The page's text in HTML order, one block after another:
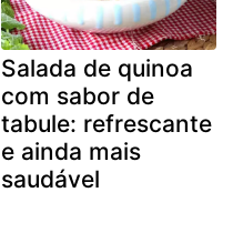
Salada de quinoa
com sabor de
tabule: refrescante
e ainda mais
saudável